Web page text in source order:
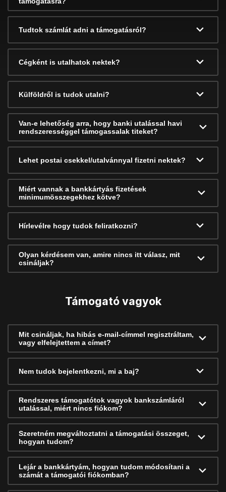
Tudtok számlát adni a támogatásról?
Cégként is utalhatok nektek?
Külföldről is tudok utalni?
Van-e lehetőség arra, hogy banki utalással havi
rendszerességgel támogassalak titeket?
Lehet postai csekkel/utalvánnyal fizetni nektek?
Miért vannak a bankkártyás fizetések
minimumösszegekhez kötve?
Hírlevélre hogy tudok feliratkozni?
Olyan kérdésem van, amire nincs itt válasz, mit
csináljak?
Támogató vagyok
Mit csináljak, ha hibás e-mail-címmel regisztráltam,
vagy elfelejtettem a címet?
Nem tudok bejelentkezni, mi a baj?
Rendszeres támogatótok vagyok bankszámláról
utalással, miért nincs fiókom?
Szeretném megváltoztatni a támogatási összeget,
hogyan tudom?
Lejár a bankkártyám, hogyan tudom módosítani a
számát a támogatói fiókomban?